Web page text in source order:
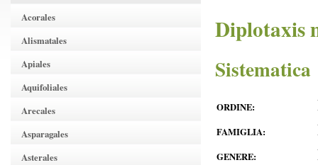
Acorales
Alismatales
Apiales
Aquifoliales
Arecales
Asparagales
Asterales
Diplotaxis
Sistematica
ORDINE:
FAMIGLIA:
GENERE: